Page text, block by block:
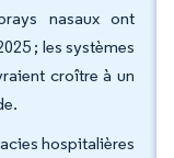
nasaux ont
; les systèmes
croître à un
hospitalières